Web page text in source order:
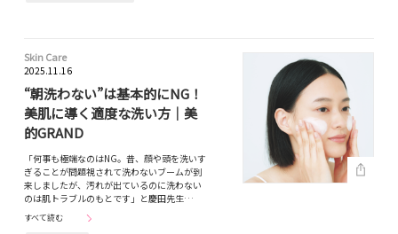
Skin Care
2025.11.16
“朝洗わない”は基本的にNG！
美肌に導く適度な洗い方｜美
的GRAND
「何事も極端なのはNG。昔、顔や頭を洗いす
ぎることが問題視されて洗わないブームが到
来しましたが、汚れが出ているのに洗わない
のは肌トラブルのもとです」と慶田先生…
すべて読む